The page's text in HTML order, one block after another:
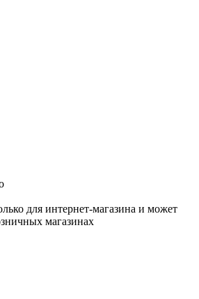
для интернет-магазина и может
магазинах